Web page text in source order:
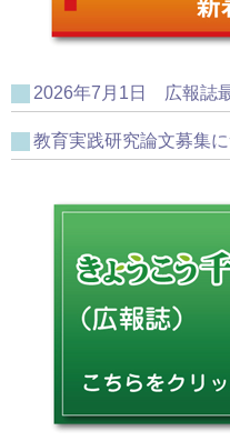
2026年7月1日 広報誌
教育実践研究論文募集